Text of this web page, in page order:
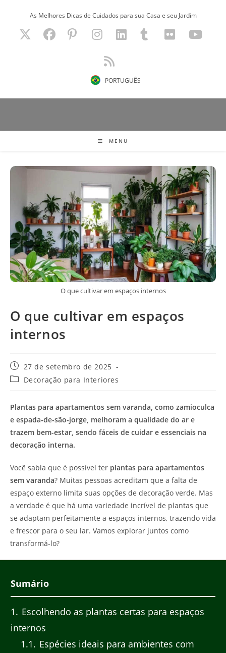
As Melhores Dicas de Cuidados para sua Casa e seu Jardim
PORTUGUÊS
MENU
O que cultivar em espaços internos
O que cultivar em espaços
internos
Post
publicado:
27 de setembro de 2025
Categoria
Decoração para Interiores
Plantas para apartamentos sem varanda, como zamioculca
e espada-de-são-jorge, melhoram a qualidade do ar e
trazem bem-estar, sendo fáceis de cuidar e essenciais na
decoração interna.
Você sabia que é possível ter plantas para apartamentos
sem varanda? Muitas pessoas acreditam que a falta de
espaço externo limita suas opções de decoração verde. Mas
a verdade é que há uma variedade incrível de plantas que
se adaptam perfeitamente a espaços internos, trazendo vida
e frescor para o seu lar. Vamos explorar juntos como
transformá-lo?
Sumário
1
Escolhendo as plantas certas para espaços
internos
1.1
Espécies ideais para ambientes com